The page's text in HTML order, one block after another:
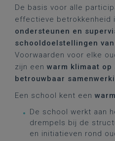
De basis voor alle
effectieve betrokkenheid
ondersteunen en
schooldoelstellingen
Voorwaarden voor elke
zijn een warm klimaat op
betrouwbaar
Een school kent een
De school werkt aan
drempels bij de
en initiatieven rond